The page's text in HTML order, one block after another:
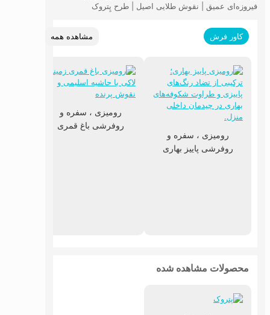
فیروزه‌ای عمیق | نقوش طلایی اصیل | طرح پِتروک
کاور فرش مشاهده همه
رومیزی ، سفره و
روفرشی پاییز بهاری
رومیزی ، سفره و
روفرشی باغ قمری
محصولات مشاهده شده